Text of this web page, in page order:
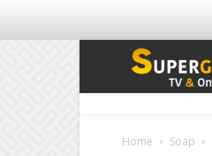
Home Soap